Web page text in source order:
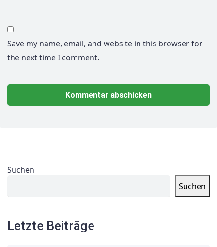
Save my name, email, and website in this browser for
the next time I comment.
Suchen
Suchen
Letzte Beiträge